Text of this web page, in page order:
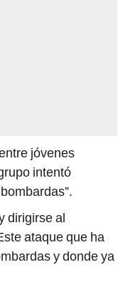
jóvenes
intentó
dirigirse al
ataque que ha
y donde ya